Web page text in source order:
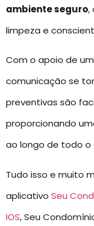
ambiente seguro,
limpeza e
Com o apoio de um
comunicação se
preventivas são
proporcionando
ao longo de todo o
Tudo isso e muito
aplicativo Seu
IOS, Seu